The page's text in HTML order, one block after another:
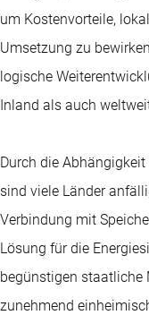
um Kostenvorteile,
Umsetzung zu
logische
Inland als auch
Durch die
sind viele Länder
Verbindung mit
Lösung für die
begünstigen staatliche
zunehmend